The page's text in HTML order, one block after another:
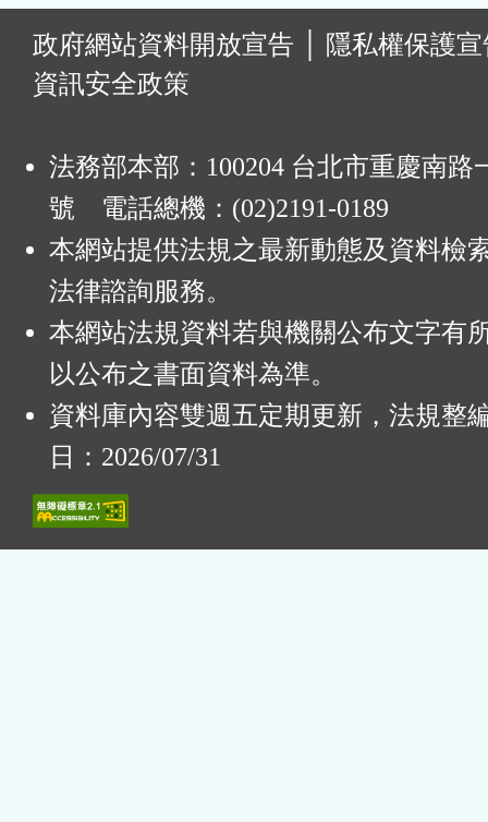
政府網站資料開放宣告
隱私權保護
資訊安全政策
法務部本部：100204 台北市重慶南路
號 電話總機：(02)2191-0189
本網站提供法規之最新動態及資料檢
法律諮詢服務。
本網站法規資料若與機關公布文字有
以公布之書面資料為準。
資料庫內容雙週五定期更新，法規整
日：2026/07/31